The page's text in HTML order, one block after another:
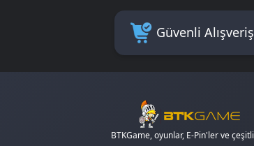
Güvenli Alışveriş
BTKGame, oyunlar, E-Pin'ler ve çeşitli